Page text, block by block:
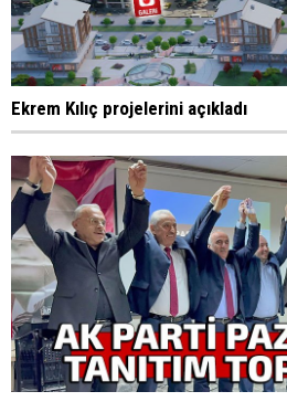
Ekrem Kılıç projelerini açıkladı